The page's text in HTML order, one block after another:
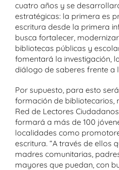
cuatro años y se
estratégicas: la primera es
escritura desde la primera
busca fortalecer,
bibliotecas públicas y
fomentará la investigación,
diálogo de saberes frente a
Por supuesto, para esto
formación de bibliotecarios,
Red de Lectores
formará a más de 100
localidades como
escritura. “A través de ellos
madres comunitarias,
mayores que puedan, con